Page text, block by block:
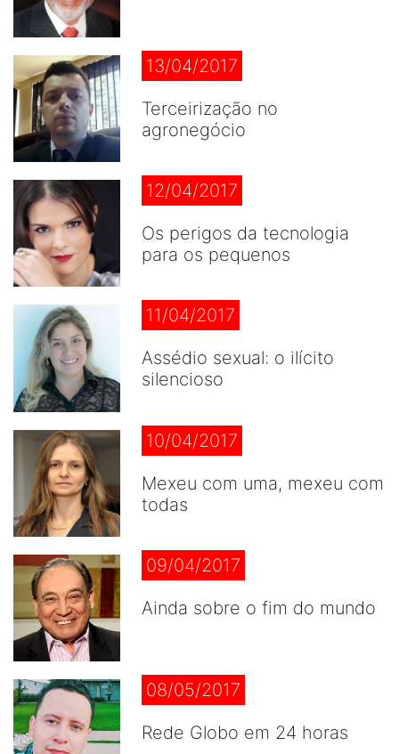
13/04/2017
Terceirização no
agronegócio
12/04/2017
Os perigos da tecnologia
para os pequenos
11/04/2017
Assédio sexual: o ilícito
silencioso
10/04/2017
Mexeu com uma, mexeu com
todas
09/04/2017
Ainda sobre o fim do mundo
08/05/2017
Rede Globo em 24 horas